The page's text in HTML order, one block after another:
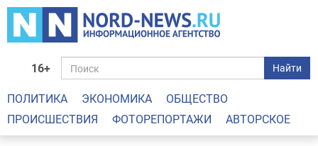
16+ Найти
ПОЛИТИКА ЭКОНОМИКА
ОБЩЕСТВО
ПРОИСШЕСТВИЯ
ФОТОРЕПОРТАЖИ АВТОРСКОЕ